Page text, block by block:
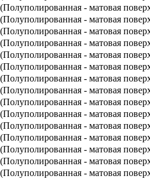
- матовая
- матовая
- матовая
- матовая
- матовая
- матовая
- матовая
- матовая
- матовая
- матовая
- матовая
- матовая
- матовая
- матовая
- матовая